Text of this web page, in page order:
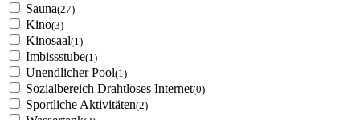
Sauna(27)
Kino(3)
Kinosaal(1)
Imbissstube(1)
Unendlicher Pool(1)
Sozialbereich Drahtloses Internet(0)
Sportliche Aktivitäten(2)